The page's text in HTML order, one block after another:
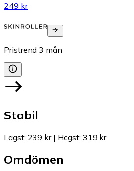
249 kr
Pristrend 3 mån
Stabil
Lägst: 239 kr| Högst: 319 kr
Omdömen